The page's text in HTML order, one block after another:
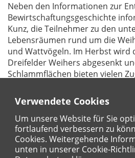
Verwendete Cookies
Um unsere Website für Sie
fortlaufend verbessern zu
Cookies. Weitergehende
unten in unserer Cookie-
Neben den Informationen zur
Bewirtschaftungsgeschichte
Kunz, die Teilnehmer zu den
Lebensräumen rund um die
und Wattvögeln. Im Herbst wird
Dreifelder Weihers abgesenkt
Schlammflächen bieten vielen
Herr Kunz vermochte es, mit
Wissen die Teilnehmer bis zum
für den Lebensraum zu